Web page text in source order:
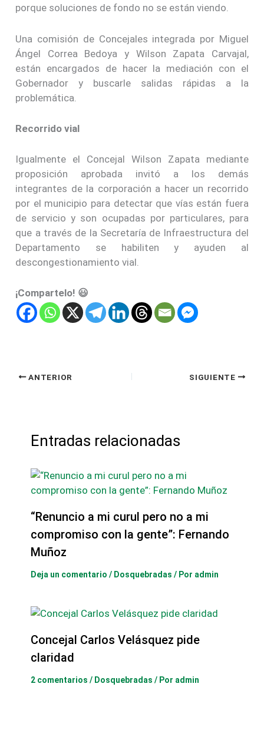
porque soluciones de fondo no se están viendo.
Una comisión de Concejales integrada por Miguel
Ángel Correa Bedoya y Wilson Zapata Carvajal,
están encargados de hacer la mediación con el
Gobernador y buscarle salidas rápidas a la
problemática.
Recorrido vial
Igualmente el Concejal Wilson Zapata mediante
proposición aprobada invitó a los demás
integrantes de la corporación a hacer un recorrido
por el municipio para detectar que vías están fuera
de servicio y son ocupadas por particulares, para
que a través de la Secretaría de Infraestructura del
Departamento se habiliten y ayuden al
descongestionamiento vial.
¡Compartelo! 😃
ANTERIOR SIGUIENTE
Entradas relacionadas
“Renuncio a mi curul pero no a mi
compromiso con la gente”: Fernando
Muñoz
Deja un comentario / Dosquebradas / Por admin
Concejal Carlos Velásquez pide
claridad
2 comentarios / Dosquebradas / Por admin